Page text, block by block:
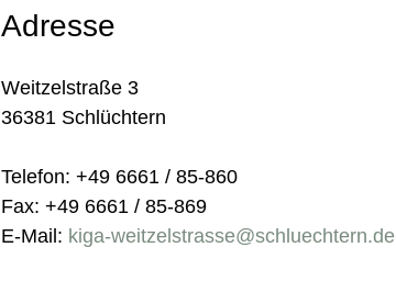
Adresse
Weitzelstraße 3
36381 Schlüchtern
Telefon: +49 6661 / 85-860
Fax: +49 6661 / 85-869
E-Mail: kiga-weitzelstrasse@schluechtern.de